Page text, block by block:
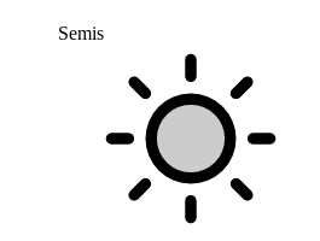
Semis